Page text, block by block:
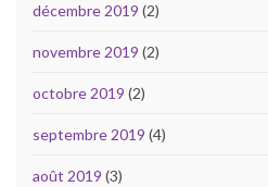
décembre 2019 (2)
novembre 2019 (2)
octobre 2019 (2)
septembre 2019 (4)
août 2019 (3)